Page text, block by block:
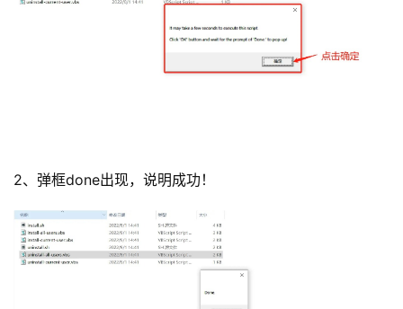
2、弹框done出现，说明成功！